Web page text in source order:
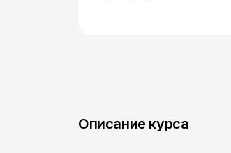
Описание курса